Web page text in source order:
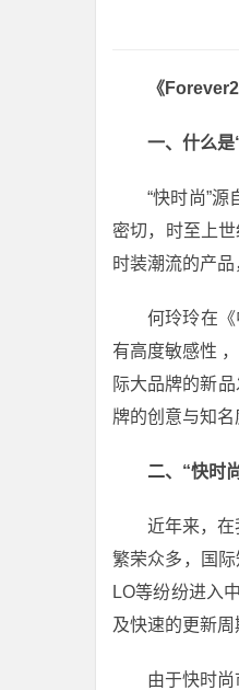
《
一、什么是
“快时尚”
密切，时至上
时装潮流的产
何玲玲在
有高度敏感性
际大品牌的新
牌的创意与知名
二、“快时
近年来，
繁荣众多，国
LO等纷纷进入
及快速的更新
由于快时